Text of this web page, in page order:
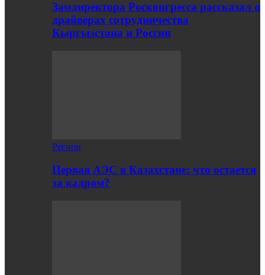
Замдиректора Росконгресса рассказал о
драйверах сотрудничества
Кыргызстана и России
Регион
Первая АЭС в Казахстане: что остается
за кадром?